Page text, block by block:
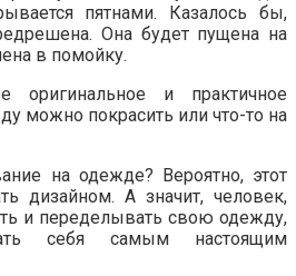
пятнами. Казалось бы,
Она будет пущена на
в помойку.
оригинальное и практичное
можно покрасить или что-то на
на одежде? Вероятно, этот
дизайном. А значит, человек,
и переделывать свою одежду,
себя самым настоящим